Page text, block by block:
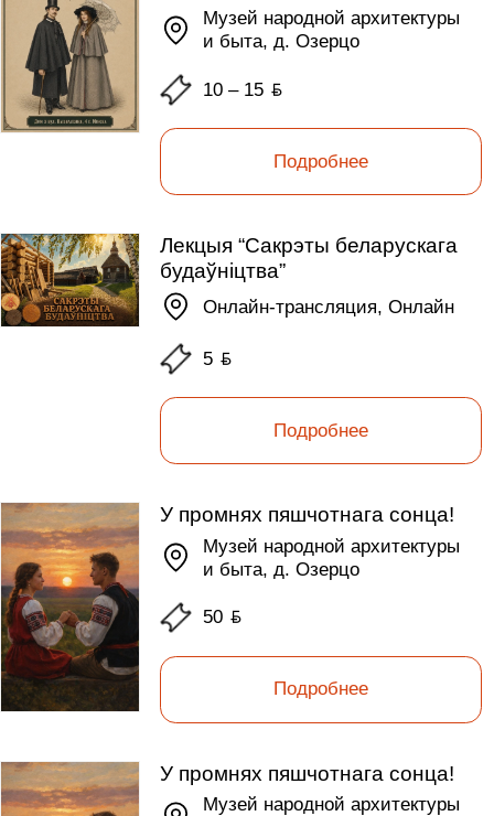
Музей народной архитектуры
и быта, д. Озерцо
10 – 15ƃ
Подробнее
Лекцыя “Сакрэты беларускага
будаўніцтва”
Онлайн-трансляция, Онлайн
5ƃ
Подробнее
У промнях пяшчотнага сонца!
Музей народной архитектуры
и быта, д. Озерцо
50ƃ
Подробнее
У промнях пяшчотнага сонца!
Музей народной архитектуры